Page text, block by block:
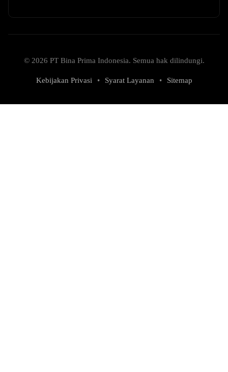
© 2026 PT Bina Prima Indonesia. Semua hak dilindungi.
Kebijakan Privasi • Syarat Layanan • Sitemap